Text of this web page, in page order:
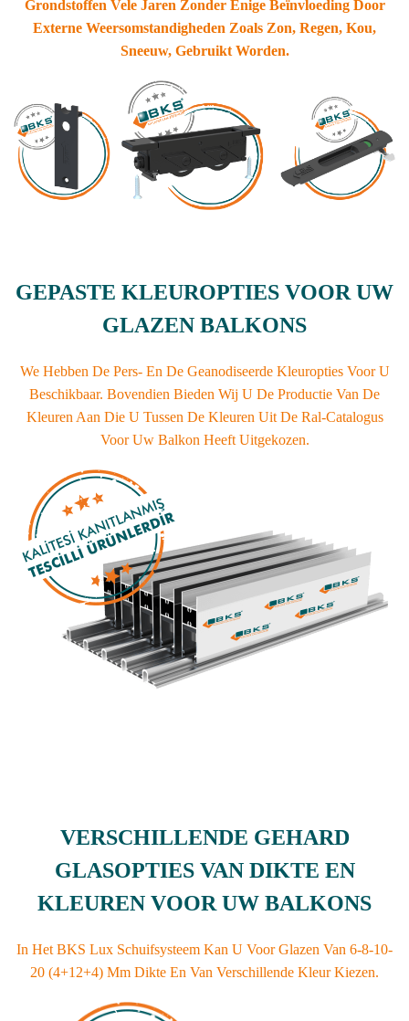
Grondstoffen Vele Jaren Zonder Enige Beïnvloeding Door
Externe Weersomstandigheden Zoals Zon, Regen, Kou,
Sneeuw, Gebruikt Worden.
GEPASTE KLEUROPTIES VOOR UW
GLAZEN BALKONS
We Hebben De Pers- En De Geanodiseerde Kleuropties Voor U
Beschikbaar. Bovendien Bieden Wij U De Productie Van De
Kleuren Aan Die U Tussen De Kleuren Uit De Ral-Catalogus
Voor Uw Balkon Heeft Uitgekozen.
VERSCHILLENDE GEHARD
GLASOPTIES VAN DIKTE EN
KLEUREN VOOR UW BALKONS
In Het BKS Lux Schuifsysteem Kan U Voor Glazen Van 6-8-10-
20 (4+12+4) Mm Dikte En Van Verschillende Kleur Kiezen.